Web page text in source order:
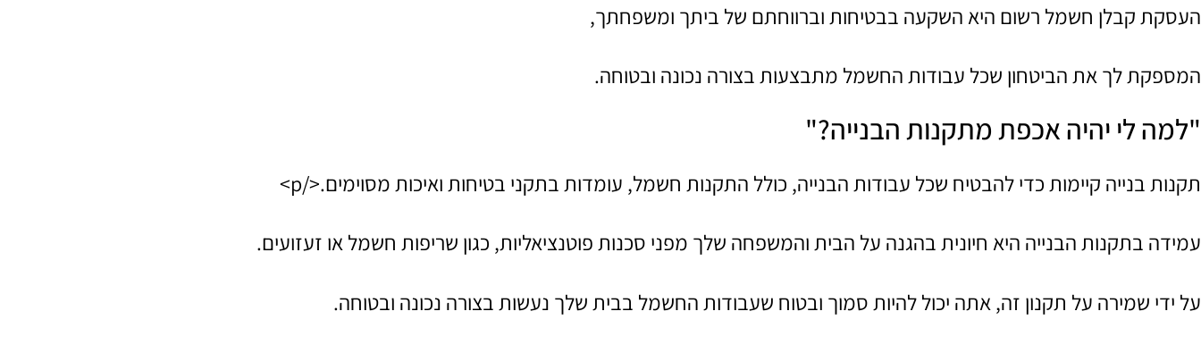
העסקת קבלן חשמל רשום היא השקעה בבטיחות וברווחתם של ביתך ומשפחתך,
המספקת לך את הביטחון שכל עבודות החשמל מתבצעות בצורה נכונה ובטוחה.
"למה לי יהיה אכפת מתקנות הבנייה?"
תקנות בנייה קיימות כדי להבטיח שכל עבודות הבנייה, כולל התקנות חשמל, עומדות בתקני בטיחות ואיכות מסוימים.</p>
עמידה בתקנות הבנייה היא חיונית בהגנה על הבית והמשפחה שלך מפני סכנות פוטנציאליות, כגון שריפות חשמל או זעזועים.
על ידי שמירה על תקנון זה, אתה יכול להיות סמוך ובטוח שעבודות החשמל בבית שלך נעשות בצורה נכונה ובטוחה.